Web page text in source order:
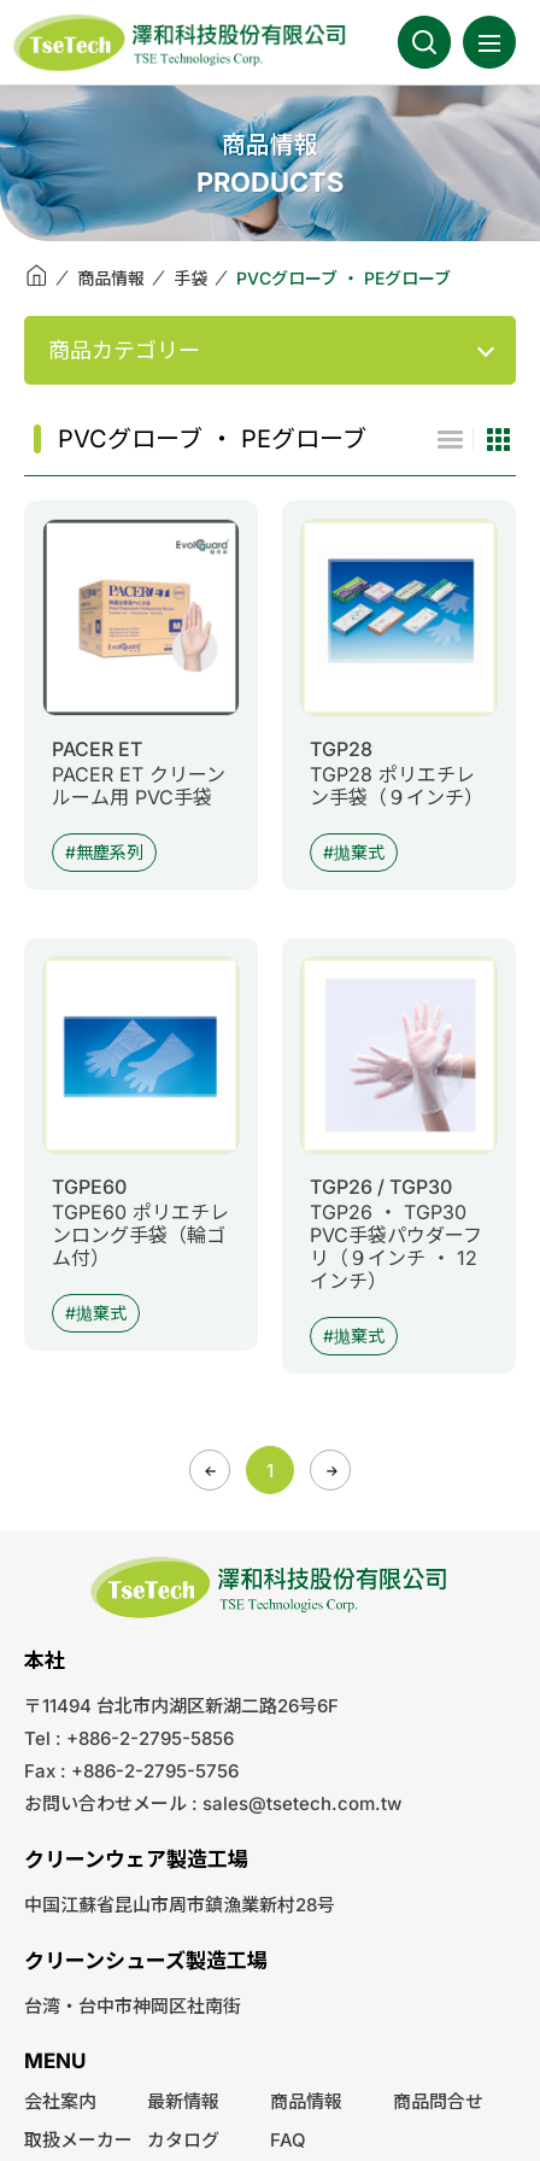
澤和科技有限公司
会社案内
最新情報
事業分野
取扱メーカー
カタログ
FAQ
商品問合せ
お問い合わせ
マイページ
日語
商品情報
PRODUCTS
商品情報 手袋 PVCグローブ ・ PEグローブ
商品カテゴリー
PVCグローブ ・ PEグローブ
PACER ET
PACER ET クリーン
ルーム用 PVC手袋
無塵系列
TGP28
TGP28 ポリエチレ
ン手袋（９インチ）
拋棄式
TGPE60
TGPE60 ポリエチレ
ンロング手袋（輪ゴ
ム付）
拋棄式
TGP26 / TGP30
TGP26 ・ TGP30
PVC手袋パウダーフ
リ（９インチ ・ 12
インチ）
拋棄式
1
本社
〒11494 台北市内湖区新湖二路26号6F
Tel : +886-2-2795-5856
Fax : +886-2-2795-5756
お問い合わせメール : sales@tsetech.com.tw
クリーンウェア製造工場
中国江蘇省昆山市周市鎮漁業新村28号
クリーンシューズ製造工場
台湾・台中市神岡区社南街
MENU
会社案内 最新情報 商品情報
商品問合せ
取扱メーカー
カタログ FAQ